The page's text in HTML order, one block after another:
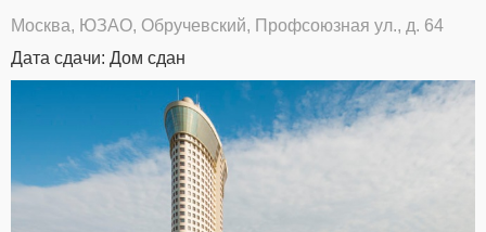
Москва, ЮЗАО, Обручевский, Профсоюзная ул., д. 64
Дата сдачи: Дом сдан